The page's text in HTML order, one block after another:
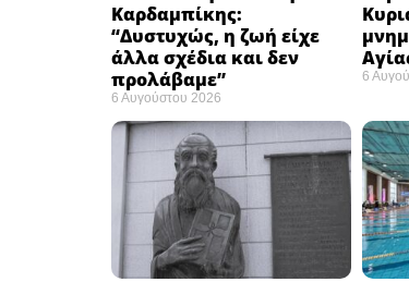
Καρδαμπίκης:
“Δυστυχώς, η ζωή είχε
άλλα σχέδια και δεν
προλάβαμε”
6 Αυγούστου 2026
6